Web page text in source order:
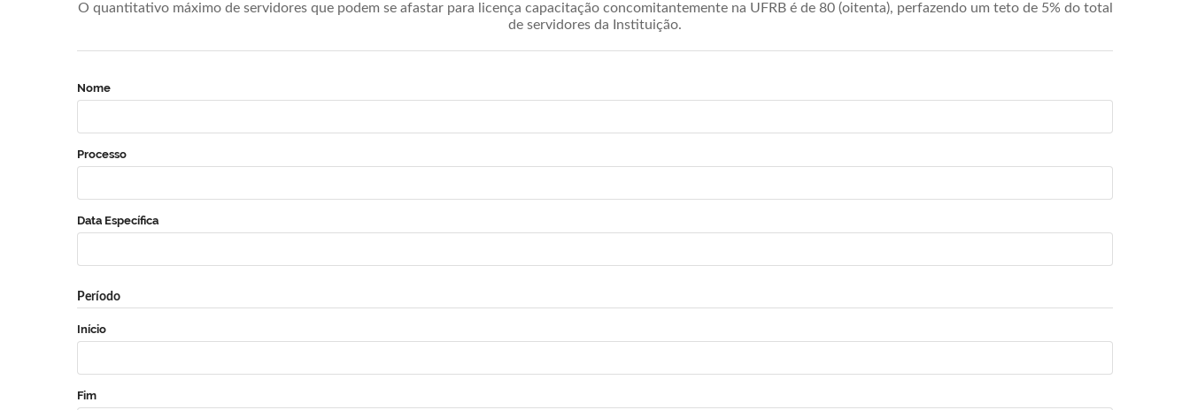
O quantitativo máximo de servidores que podem se afastar para licença capacitação concomitantemente na UFRB é de 80 (oitenta), perfazendo um teto de 5% do total
de servidores da Instituição.
Nome
Processo
Data Específica
Período
Início
Fim